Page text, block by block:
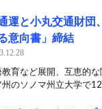
運と小丸交通財団
意向書」締結
教育など展開、互恵的
州のソノマ州立大学で